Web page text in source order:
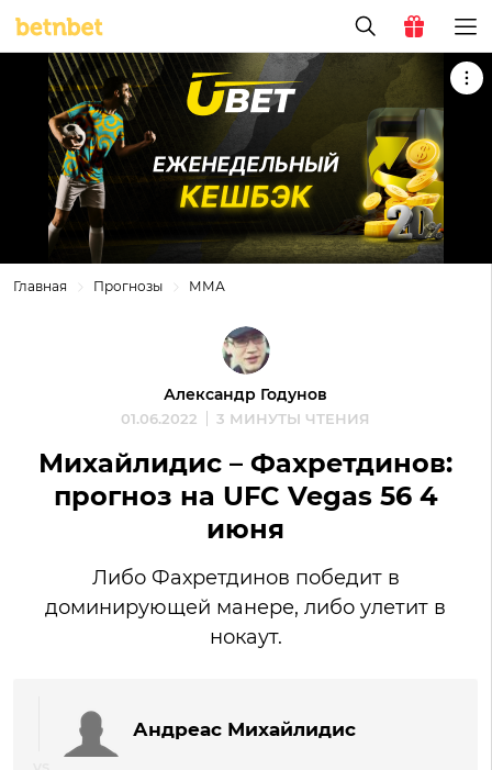
Главная Прогнозы ММА
Александр Годунов
01.06.2022 3 МИНУТЫ ЧТЕНИЯ
Михайлидис – Фахретдинов:
прогноз на UFC Vegas 56 4
июня
Либо Фахретдинов победит в
доминирующей манере, либо улетит в
нокаут.
Андреас Михайлидис